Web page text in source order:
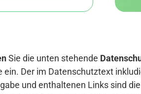
Sie die unten stehende
ein. Der im Datenschutztext
und enthaltenen Links sind